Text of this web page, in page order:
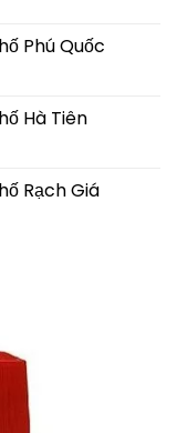
Phú Quốc
Hà Tiên
Rạch Giá